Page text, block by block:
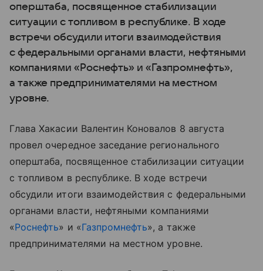
оперштаба, посвященное стабилизации
ситуации с топливом в республике. В ходе
встречи обсудили итоги взаимодействия
с федеральными органами власти, нефтяными
компаниями «Роснефть» и «Газпромнефть»,
а также предпринимателями на местном
уровне.
Глава Хакасии Валентин Коновалов 8 августа
провел очередное заседание регионального
оперштаба, посвященное стабилизации ситуации
с топливом в республике. В ходе встречи
обсудили итоги взаимодействия с федеральными
органами власти, нефтяными компаниями
«Роснефть» и «Газпромнефть», а также
предпринимателями на местном уровне.